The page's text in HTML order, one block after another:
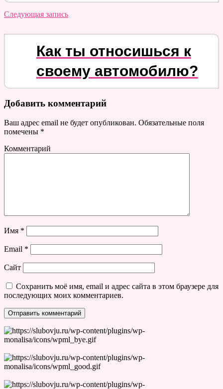
Следующая запись
Как ты относишься к
своему автомобилю?
Добавить комментарий
Ваш адрес email не будет опубликован. Обязательные поля
помечены *
Комментарий
Имя *
Email *
Сайт
Сохранить моё имя, email и адрес сайта в этом браузере для
последующих моих комментариев.